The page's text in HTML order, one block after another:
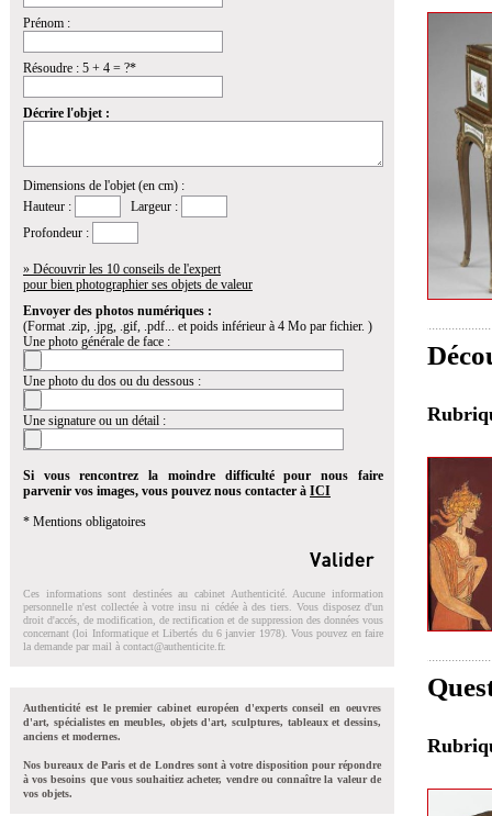
Prénom :
Résoudre : 5 + 4 = ?*
Décrire l'objet :
Dimensions de l'objet (en cm) :
Hauteur :
Largeur :
Profondeur :
» Découvrir les 10 conseils de l'expert
pour bien photographier ses objets de valeur
Envoyer des photos numériques :
(Format .zip, .jpg, .gif, .pdf... et poids inférieur à 4 Mo par fichier. )
Une photo générale de face :
Une photo du dos ou du dessous :
Une signature ou un détail :
Si vous rencontrez la moindre difficulté pour nous faire
parvenir vos images, vous pouvez nous contacter à ICI
* Mentions obligatoires
Ces informations sont destinées au cabinet Authenticité. Aucune information
personnelle n'est collectée à votre insu ni cédée à des tiers. Vous disposez d'un
droit d'accés, de modification, de rectification et de suppression des données vous
concernant (loi Informatique et Libertés du 6 janvier 1978). Vous pouvez en faire
la demande par mail à contact@authenticite.fr.
Authenticité est le premier cabinet européen d'experts conseil en oeuvres
d'art, spécialistes en meubles, objets d'art, sculptures, tableaux et dessins,
anciens et modernes.
Nos bureaux de Paris et de Londres sont à votre disposition pour répondre
à vos besoins que vous souhaitiez acheter, vendre ou connaître la valeur de
vos objets.